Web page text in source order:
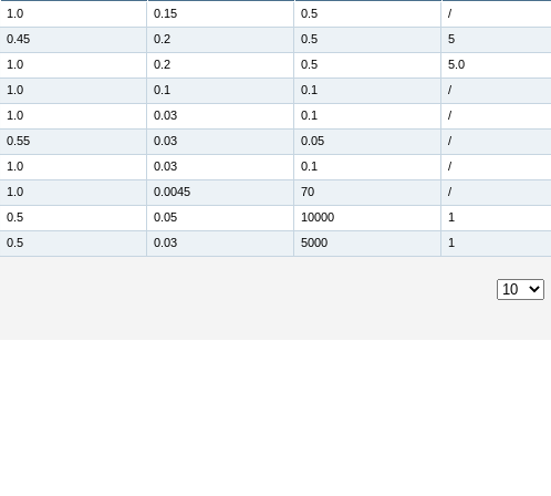
1.0 0.15 0.5 /
0.45 0.2 0.5 5
1.0 0.2 0.5 5.0
1.0 0.1 0.1 /
1.0 0.03 0.1 /
0.55 0.03 0.05 /
1.0 0.03 0.1 /
1.0 0.0045 70 /
0.5 0.05 10000 1
0.5 0.03 5000 1